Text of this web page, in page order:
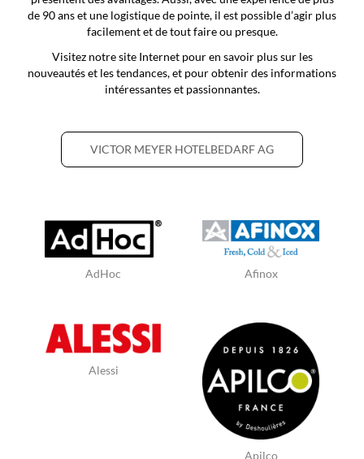
de 90 ans et une logistique de pointe, il est possible d’agir plus
facilement et de tout faire ou presque.
Visitez notre site Internet pour en savoir plus sur les
nouveautés et les tendances, et pour obtenir des informations
intéressantes et passionnantes.
VICTOR MEYER HOTELBEDARF AG
AdHoc Afinox
Alessi
Apilco